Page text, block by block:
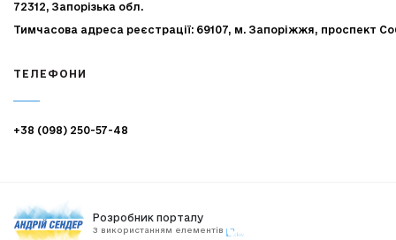
72312, Запорізька обл.
Тимчасова адреса реєстрації: 69107, м. Запоріжжя, проспект
ТЕЛЕФОНИ
+38 (098) 250-57-48
Розробник порталу
З використанням елементів